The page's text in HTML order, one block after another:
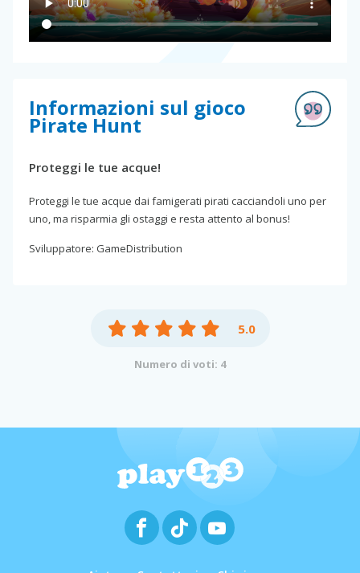
Informazioni sul gioco
Pirate Hunt
Proteggi le tue acque!
Proteggi le tue acque dai famigerati pirati cacciandoli uno per
uno, ma risparmia gli ostaggi e resta attento al bonus!
Sviluppatore: GameDistribution
5.0
Numero di voti: 4